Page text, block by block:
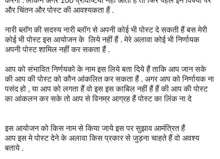
और चिंतन और पोस्ट की आवश्यकता हैं .
नारी ब्लॉग की सदस्य नारी ब्लॉग से अपनी कोई भी पोस्ट दे सकती हैं बस मेरी
कोई भी पोस्ट इस आयोजन के लिये नहीं हैं . मेरे अलावा कोई भी निर्णायक
अपनी पोस्ट शामिल नहीं कर सकता हैं .
आप को संभावित निर्णयको के नाम इस लिये बता दिये हैं ताकि आप जान सके
की आप की पोस्ट को कौन आंकलित कर सकता हैं . अगर आप को निर्णायक ना
पसंद हो , या आप को लगता हैं वो इस इस काबिल नहीं हैं हैं की आप की पोस्ट
का आंकलन कर सके तो आप से विनम्र आग्रह हैं पोस्ट का लिंक ना दे
इस आयोजन को किस नाम से किया जाये इस पर सुझाव आमंत्रित हैं
आप इस मे पोस्ट देने के अलावा किस प्रकार से जुड़ना चाहते हैं वो अवश्य
बताये .